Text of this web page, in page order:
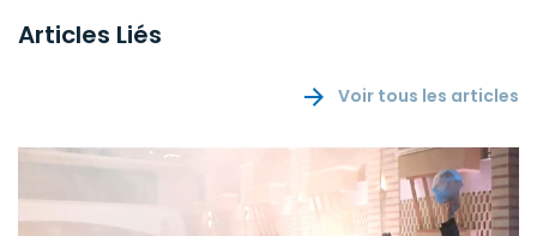
Articles Liés
Voir tous les articles